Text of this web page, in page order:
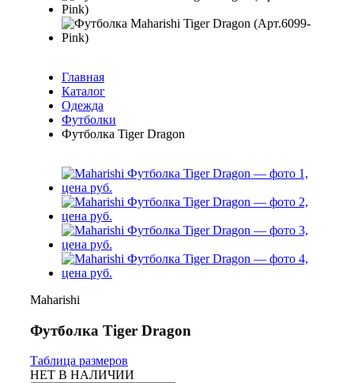
Главная
Каталог
Одежда
Футболки
Футболка Tiger Dragon
Maharishi
Футболка Tiger Dragon
Таблица размеров
НЕТ В НАЛИЧИИ